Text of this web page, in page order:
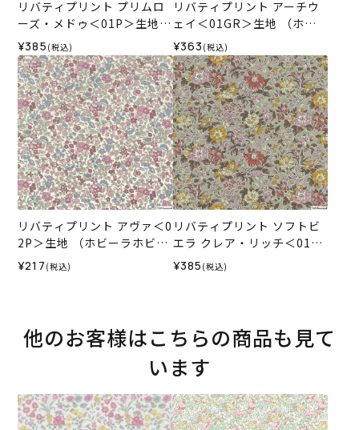
リバティプリント プリムロ
ーズ・メドゥ＜01P＞生地
（ホビーラホビーレオリジ
ナル）2024AW
¥385 (税込)
リバティプリント アーチウ
ェイ＜01GR＞生地 （ホビ
ーラホビーレオリジナル）2
024AW
¥363 (税込)
リバティプリント アヴァ＜0
2P＞生地 （ホビーラホビー
レオリジナル）2024AW
¥217 (税込)
リバティプリント ソフトビ
エラ クレア・リッチ＜01O
R＞生地 （ホビーラホビー
レオリジナル）2024AW
¥385 (税込)
他のお客様はこちらの商品も見て
います